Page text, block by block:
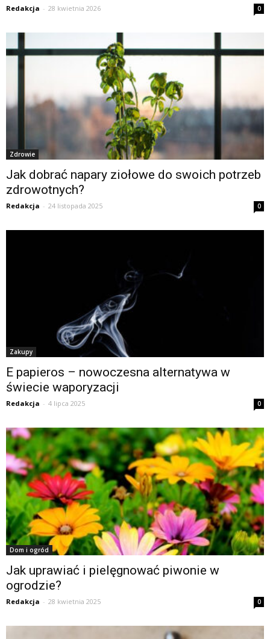
Redakcja - 28 kwietnia 2026 0
Zdrowie
Jak dobrać napary ziołowe do swoich potrzeb
zdrowotnych?
Redakcja - 24 listopada 2025 0
Zakupy
E papieros – nowoczesna alternatywa w
świecie waporyzacji
Redakcja - 4 lipca 2025 0
Dom i ogród
Jak uprawiać i pielęgnować piwonie w
ogrodzie?
Redakcja - 28 kwietnia 2025 0